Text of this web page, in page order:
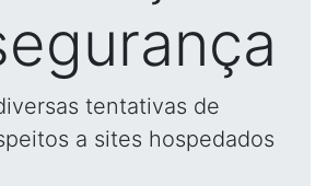
tentativas de
a sites hospedados